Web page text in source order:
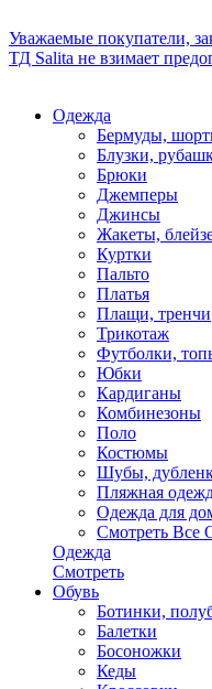
Уважаемые покупатели,
ТД Salita не взимает
Одежда
Бермуды,
Блузки,
Брюки
Джемперы
Джинсы
Жакеты,
Куртки
Пальто
Платья
Плащи, тренчи
Трикотаж
Футболки,
Юбки
Кардиганы
Комбинезоны
Поло
Костюмы
Шубы,
Пляжная
Одежда для
Смотреть Все
Одежда
Смотреть
Обувь
Ботинки,
Балетки
Босоножки
Кеды